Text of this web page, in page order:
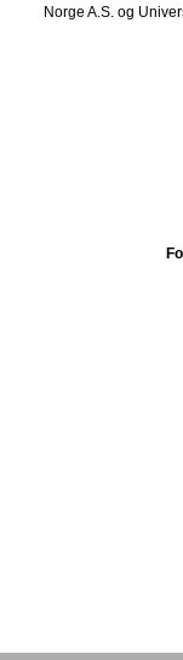
Norge A.S. og